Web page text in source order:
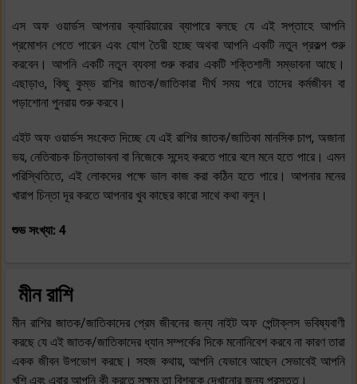
এস অফ ওয়ার্ডস আপনার ক্যারিয়ারের ব্যাপারে বলছে যে এই সপ্তাহে আপনি
প্রমোশন পেতে পারেন এবং যোগ তৈরী হচ্ছে অথবা আপনি একটি নতুন প্রকল্প শুরু
করবেন। আপনি একটি নতুন ব্যবসা শুরু করার একটি শক্তিশালী সম্ভাবনা আছে।
এছাড়াও, কিছু কুম্ভ রাশির জাতক/জাতিকারা দীর্ঘ সময় পরে তাদের কর্মজীবন বা
পড়াশোনা পুনরায় শুরু করবে।
এইট অফ ওয়ার্ডস সংকেত দিচ্ছে যে এই রাশির জাতক/জাতিকা মানসিক চাপ, অজানা
ভয়, নেতিবাচক চিন্তাভাবনা বা নিজেকে সন্দেহ করতে পারে বলে মনে হতে পারে। এমন
পরিস্থিতিতে, এই লোকদের পক্ষে ভাল কাজ করা কঠিন হতে পারে। আপনার মনের
খারাপ চিন্তা দূর করতে আপনার খুব কাছের কারো সাথে কথা বলুন।
শুভ সংখ্যা: 4
মীন রাশি
মীন রাশির জাতক/জাতিকাদের প্রেম জীবনের জন্য নাইট অফ পেন্টাক্লস ভবিষ্যবাণী
করছে যে এই জাতক/জাতিকাদের ধ্যান সম্পর্কের দিকে মনোনিবেশ করবে না কারণ তারা
একক জীবন উপভোগ করছে। সহজ কথায়, আপনি যেভাবে আছেন সেভাবেই আপনি
খুশি এবং এবার আপনি কী করতে সক্ষম তা বিশ্বকে দেখানোর জন্য প্রস্তুত।